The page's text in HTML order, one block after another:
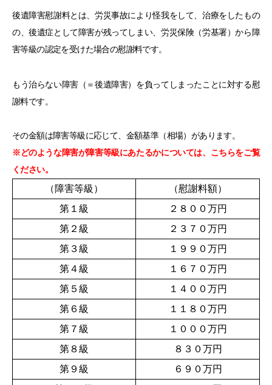
後遺障害慰謝料とは、労災事故により怪我をして、治療をしたもの
の、後遺症として障害が残ってしまい、労災保険（労基署）から障
害等級の認定を受けた場合の慰謝料です。
もう治らない障害（＝後遺障害）を負ってしまったことに対する慰
謝料です。
その金額は障害等級に応じて、金額基準（相場）があります。
※どのような障害が障害等級にあたるかについては、こちらをご覧
ください。
（障害等級）
（慰謝料額）
第１級
２８００万円
第２級
２３７０万円
第３級
１９９０万円
第４級
１６７０万円
第５級
１４００万円
第６級
１１８０万円
第７級
１０００万円
第８級
８３０万円
第９級
６９０万円